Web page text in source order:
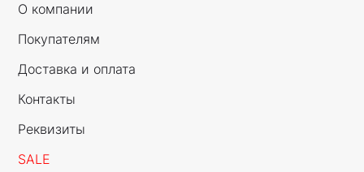
О компании
Покупателям
Доставка и оплата
Контакты
Реквизиты
SALE